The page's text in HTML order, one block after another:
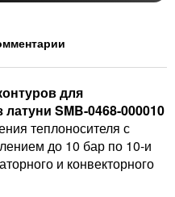
для
SMB-0468-000010
теплоносителя с
до 10 бар по 10-и
и конвекторного